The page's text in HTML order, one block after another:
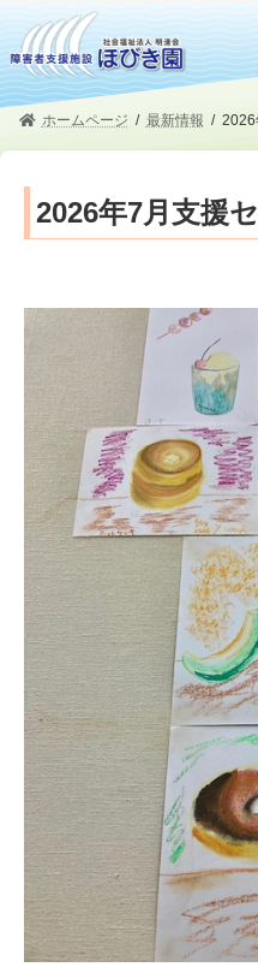
テ
ン
ツ
ス
ゲ
ー
シ
ン
ホームページ 最新情報 2026
2026年7月支援